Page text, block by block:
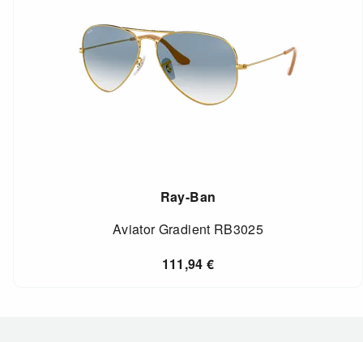
Ray-Ban
Aviator Gradient RB3025
111,94€